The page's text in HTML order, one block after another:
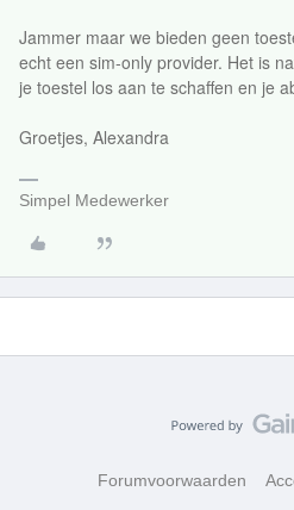
Jammer maar we bieden geen
echt een sim-only provider. Het is
je toestel los aan te schaffen en je
Groetjes, Alexandra
Simpel Medewerker
Forumvoorwaarden